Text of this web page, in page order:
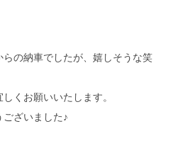
の納車でしたが、嬉しそうな笑
くお願いいたします。
ございました♪